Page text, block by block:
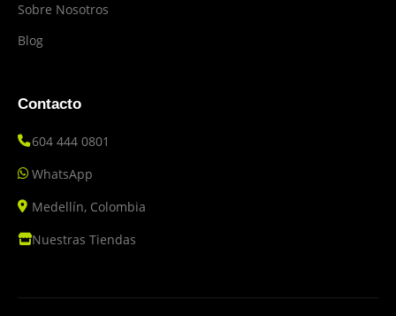
Sobre Nosotros
Blog
Contacto
604 444 0801
WhatsApp
Medellín, Colombia
Nuestras Tiendas